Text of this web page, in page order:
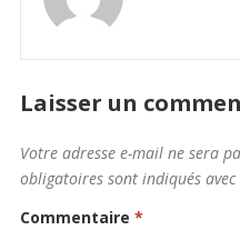
Laisser un
Votre adresse e-mail ne sera
obligatoires sont indiqués avec
Commentaire *